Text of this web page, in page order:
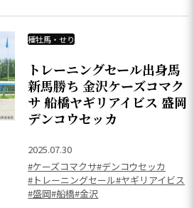
種牡馬・せり
トレーニングセール出身馬
新馬勝ち 金沢ケーズコマク
サ 船橋ヤギリアイビス 盛岡
デンコウセッカ
2025.07.30
#ケーズコマクサ#デンコウセッカ
#トレーニングセール#ヤギリアイビス
#盛岡#船橋#金沢